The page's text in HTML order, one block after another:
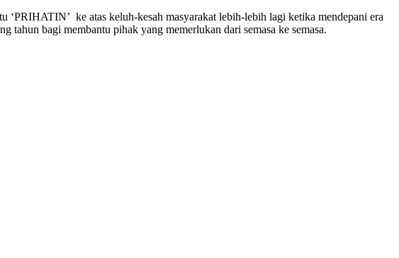
‘PRIHATIN’ ke atas keluh-kesah masyarakat lebih-lebih lagi ketika mendepani era
tahun bagi membantu pihak yang memerlukan dari semasa ke semasa.